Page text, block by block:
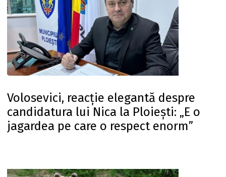
Volosevici, reacție elegantă despre
candidatura lui Nica la Ploiești: „E o
jagardea pe care o respect enorm”